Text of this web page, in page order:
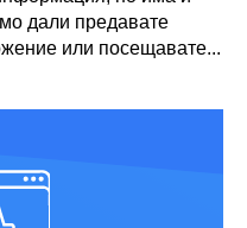
дали предавате
или посещавате...